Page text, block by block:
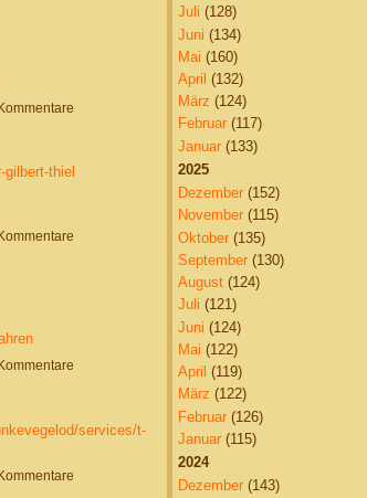
thiel
services/t-
Juli (128)
Juni (134)
Mai (160)
April (132)
März (124)
Februar(117)
Januar(133)
2025
Dezember(152)
November(115)
Oktober(135)
September(130)
August(124)
Juli (121)
Juni (124)
Mai (122)
April (119)
März (122)
Februar(126)
Januar(115)
2024
Dezember(143)